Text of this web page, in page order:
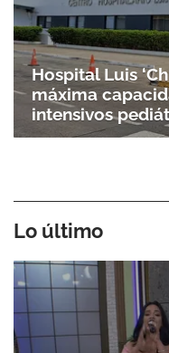
Hospital Luis
máxima
intensivos
Lo último